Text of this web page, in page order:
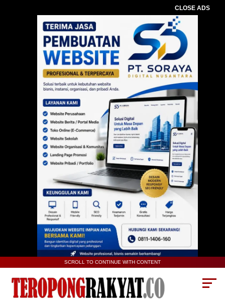
CLOSE ADS
SCROLL TO CONTINUE WITH CONTENT